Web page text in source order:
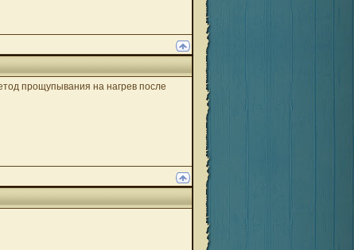
прощупывания на нагрев после